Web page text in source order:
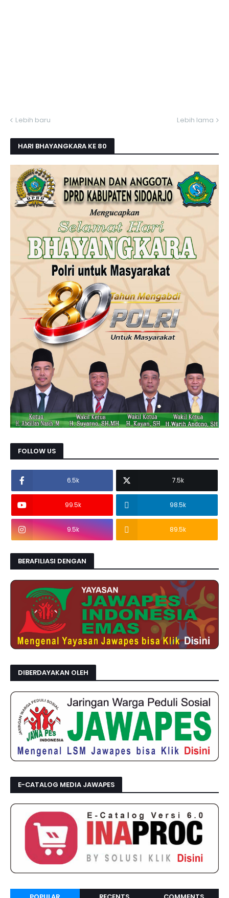
Lebih baru Lebih lama
HARI BHAYANGKARA KE 80
FOLLOW US
6.5k 7.5k
99.5k 98.5k
9.5k 89.5k
BERAFILIASI DENGAN
DIBERDAYAKAN OLEH
E-CATALOG MEDIA JAWAPES